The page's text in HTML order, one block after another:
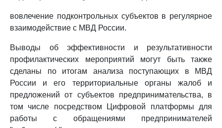
вовлечение подконтрольных субъектов в регулярное
взаимодействие с МВД России.
Выводы об эффективности и результативности
профилактических мероприятий могут быть также
сделаны по итогам анализа поступающих в МВД
России и его территориальные органы жалоб и
предложений от субъектов предпринимательства, в
том числе посредством Цифровой платформы для
работы с обращениями предпринимателей